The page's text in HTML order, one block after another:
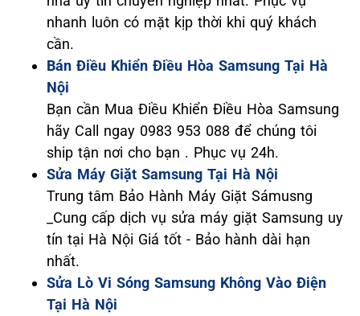
nhanh luôn có mặt kịp thời khi quý khách
cần.
Bán Điều Khiển Điều Hòa Samsung Tại Hà
Nội
Bạn cần Mua Điều Khiển Điều Hòa Samsung
hãy Call ngay 0983 953 088 để chúng tôi
ship tận nơi cho bạn . Phục vụ 24h.
Sửa Máy Giặt Samsung Tại Hà Nội
Trung tâm Bảo Hành Máy Giặt Sámusng
_Cung cấp dịch vụ sửa máy giặt Samsung uy
tín tại Hà Nội Giá tốt - Bảo hành dài hạn
nhất.
Sửa Lò Vi Sóng Samsung Không Vào Điện
Tại Hà Nội